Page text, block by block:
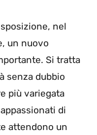
nel
un nuovo
Si tratta
senza dubbio
più variegata
di
attendono un